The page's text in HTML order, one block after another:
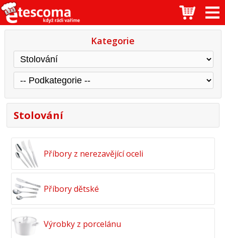
Kategorie
Stolování
Příbory z nerezavějící oceli
Příbory dětské
Výrobky z porcelánu